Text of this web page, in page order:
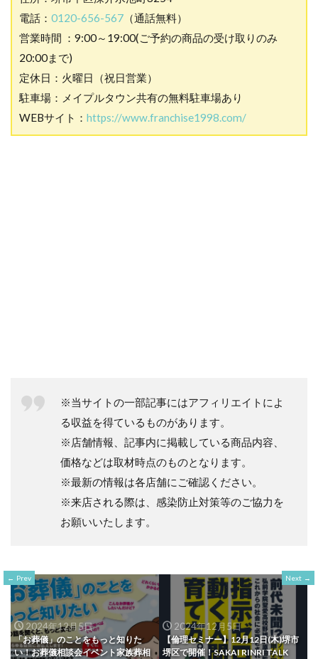
電話： 0120-656-567 （通話無料）
営業時間 ：9:00～19:00(ご予約の商品の受け取りのみ
20:00まで)
定休日：火曜日（祝日営業）
駐車場：メイプルタウン共有の無料駐車場あり
WEBサイト： https://www.franchise1998.com/
※当サイトの一部記事にはアフィリエイトによ
る収益を得ているものがあります。
※店舗情報、記事内に掲載している商品内容、
価格などは取材時点のものとなります。
※最新の情報は各店舗にご確認ください。
※来店される際は、感染防止対策等のご協力を
お願いいたします。
Prev
2024年12月5日
「お葬儀」のことをもっと知りた
い！お葬儀相談会イベント家族葬相
Next
2024年12月5日
【倫理セミナー】12月12日(木)堺市
堺区で開催！SAKAI RINRI TALK